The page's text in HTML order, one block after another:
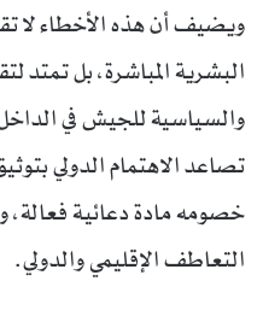
ويضيف أن هذه الأخطاء لا
البشرية المباشرة، بل تمتد
والسياسية للجيش في
تصاعد الاهتمام الدولي
خصومه مادة دعائية
التعاطف الإقليمي والدولي.